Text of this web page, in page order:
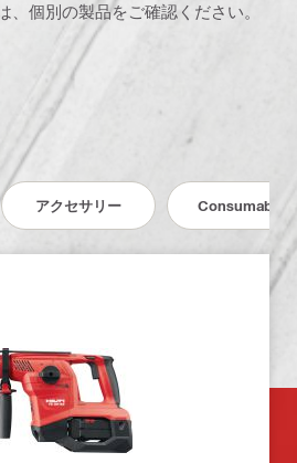
、個別の製品をご確認ください。
アクセサリー Consumables